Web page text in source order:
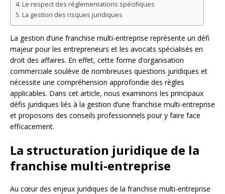
Le respect des réglementations spécifiques
La gestion des risques juridiques
La gestion d’une franchise multi-entreprise représente un défi
majeur pour les entrepreneurs et les avocats spécialisés en
droit des affaires. En effet, cette forme d’organisation
commerciale soulève de nombreuses questions juridiques et
nécessite une compréhension approfondie des règles
applicables. Dans cet article, nous examinons les principaux
défis juridiques liés à la gestion d’une franchise multi-entreprise
et proposons des conseils professionnels pour y faire face
efficacement.
La structuration juridique de la
franchise multi-entreprise
Au cœur des enjeux juridiques de la franchise multi-entreprise